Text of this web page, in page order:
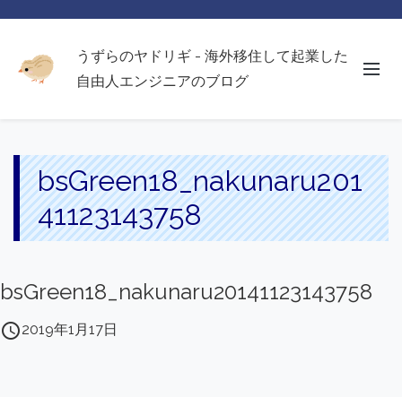
うずらのヤドリギ - 海外移住して起業した
自由人エンジニアのブログ
bsGreen18_nakunaru201
41123143758
bsGreen18_nakunaru20141123143758
access_time2019年1月17日